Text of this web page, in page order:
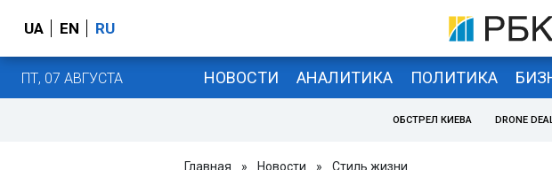
UA EN RU
ПТ, 07 АВГУСТА НОВОСТИ АНАЛИТИКА ПОЛИТИКА
ОБСТРЕЛ КИЕВА DRONE
Главная » Новости » Стиль жизни